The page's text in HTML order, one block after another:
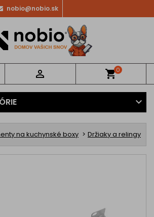
nobio@nobio.sk
 shopping_cart0
na kuchynské boxy Držiaky a relingy